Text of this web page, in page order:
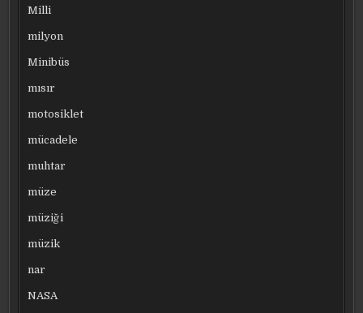
Milli
milyon
Minibüs
mısır
motosiklet
mücadele
muhtar
müze
müziği
müzik
nar
NASA